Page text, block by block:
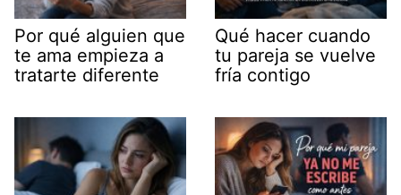
Por qué alguien que
te ama empieza a
tratarte diferente
Qué hacer cuando
tu pareja se vuelve
fría contigo